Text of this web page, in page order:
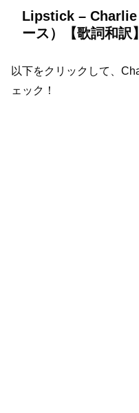
Lipstick – Charlie
ース）【歌詞和訳】
以下をクリックして、
ェック！